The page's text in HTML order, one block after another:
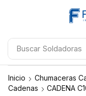
Buscar Aceites
Inicio
Chumaceras
Cadenas
CADENA